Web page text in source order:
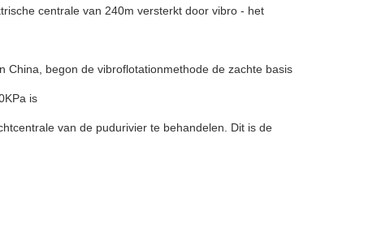
centrale van 240m versterkt door vibro - het
begon de vibroflotationmethode de zachte basis
is
van de pudurivier te behandelen. Dit is de